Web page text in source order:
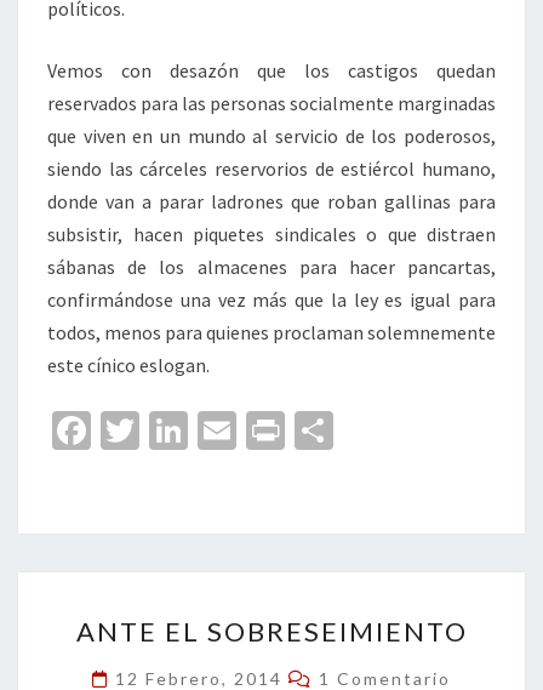
políticos.
Vemos con desazón que los castigos quedan
reservados para las personas socialmente marginadas
que viven en un mundo al servicio de los poderosos,
siendo las cárceles reservorios de estiércol humano,
donde van a parar ladrones que roban gallinas para
subsistir, hacen piquetes sindicales o que distraen
sábanas de los almacenes para hacer pancartas,
confirmándose una vez más que la ley es igual para
todos, menos para quienes proclaman solemnemente
este cínico eslogan.
Fa
o
o
k
T
er
Li
dI
n
E
l
Pr
p
ar
tir
EL
SOBRESEIMIENTO
ANTE EL SOBRESEIMIENTO
12 Febrero, 2014 Comentarios
1 Comentario